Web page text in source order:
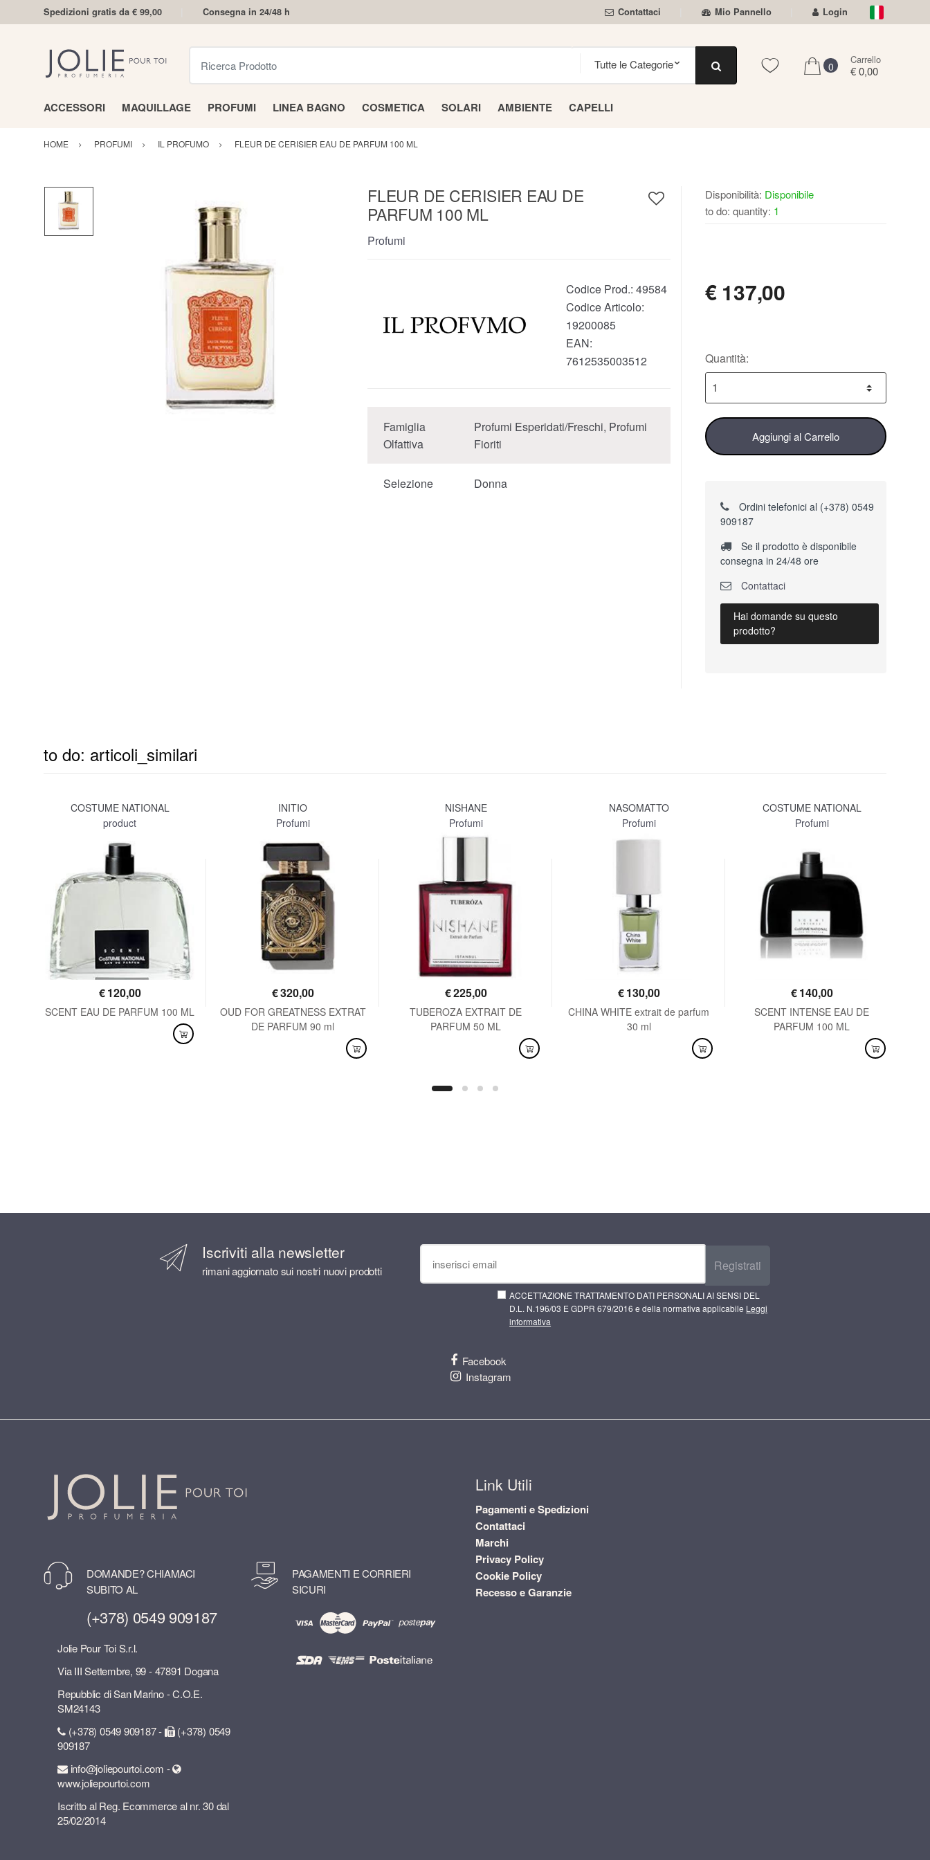
Spedizioni gratis da € 99,00 Consegna in 24/48 h Contattaci Mio Pannello Login
0
Carrello
€ 0,00
ACCESSORI MAQUILLAGE PROFUMI LINEA BAGNO COSMETICA SOLARI AMBIENTE CAPELLI
HOME PROFUMI IL PROFUMO FLEUR DE CERISIER EAU DE PARFUM 100 ML
FLEUR DE CERISIER EAU DE
PARFUM 100 ML
Profumi
Codice Prod.: 49584
Codice Articolo:
19200085
EAN:
7612535003512
Famiglia
Olfattiva
Profumi Esperidati/Freschi, Profumi
Fioriti
Selezione Donna
Disponibilità: Disponibile
to do: quantity: 1
€ 137,00
Quantità:
Aggiungi al Carrello
Ordini telefonici al (+378) 0549
909187
Se il prodotto è disponibile
consegna in 24/48 ore
Contattaci
Hai domande su questo
prodotto?
to do: articoli_similari
COSTUME NATIONAL
product
€120,00
SCENT EAU DE PARFUM 100 ML
INITIO
Profumi
€320,00
OUD FOR GREATNESS EXTRAT
DE PARFUM 90 ml
NISHANE
Profumi
€225,00
TUBEROZA EXTRAIT DE
PARFUM 50 ML
NASOMATTO
Profumi
€130,00
CHINA WHITE extrait de parfum
30 ml
COSTUME NATIONAL
Profumi
€140,00
SCENT INTENSE EAU DE
PARFUM 100 ML
Iscriviti alla newsletter
rimani aggiornato sui nostri nuovi prodotti Registrati
ACCETTAZIONE TRATTAMENTO DATI PERSONALI AI SENSI DEL
D.L. N.196/03 E GDPR 679/2016 e della normativa applicabile Leggi
informativa
Facebook
Instagram
DOMANDE? CHIAMACI
SUBITO AL
(+378) 0549 909187
Jolie Pour Toi S.r.l.
Via III Settembre, 99 - 47891 Dogana
Repubblic di San Marino - C.O.E.
SM24143
(+378) 0549 909187 -
(+378) 0549
909187
info@joliepourtoi.com -
www.joliepourtoi.com
Iscritto al Reg. Ecommerce al nr. 30 dal
25/02/2014
PAGAMENTI E CORRIERI
SICURI
Link Utili
Pagamenti e Spedizioni
Contattaci
Marchi
Privacy Policy
Cookie Policy
Recesso e Garanzie